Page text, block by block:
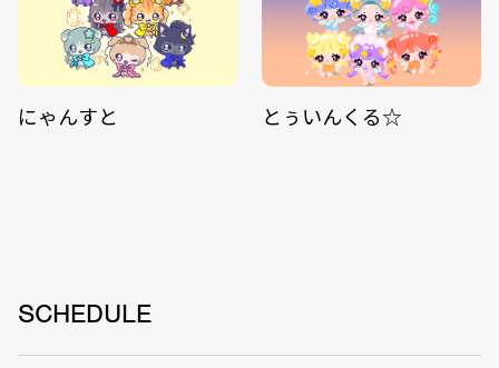
にゃんすと とぅいんくる☆
SCHEDULE